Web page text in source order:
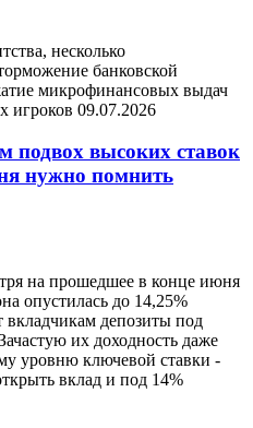
несколько
банковской
микрофинансовых выдач
игроков 09.07.2026
подвох высоких ставок
нужно помнить
на прошедшее в конце июня
опустилась до 14,25%
вкладчикам депозиты под
их доходность даже
уровню ключевой ставки -
вклад и под 14%